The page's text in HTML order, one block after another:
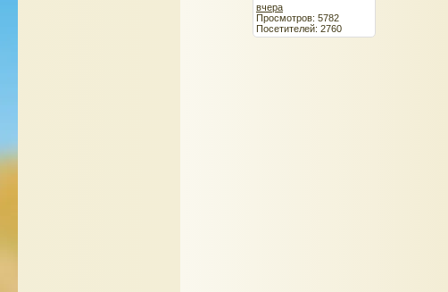
вчера
Просмотров: 5782
Посетителей: 2760